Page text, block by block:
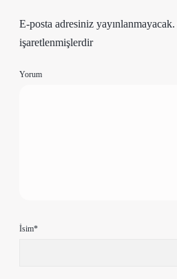
E-posta adresiniz yayınlanmayacak.
işaretlenmişlerdir
Yorum
İsim*